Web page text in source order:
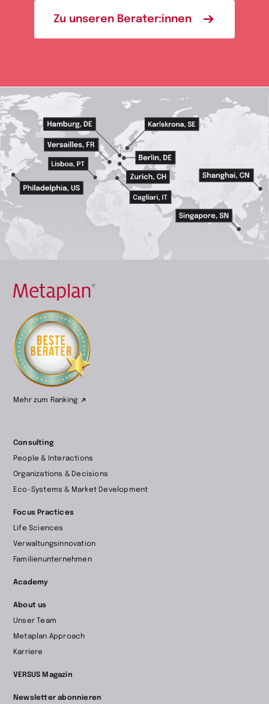
Zu unseren Berater:innen
Startseite
wechseln
Mehr zum Ranking
Consulting
People & Interactions
Organizations & Decisions
Eco-Systems & Market Development
Focus Practices
Life Sciences
Verwaltungsinnovation
Familienunternehmen
Academy
About us
Unser Team
Metaplan Approach
Karriere
VERSUS Magazin
Newsletter abonnieren